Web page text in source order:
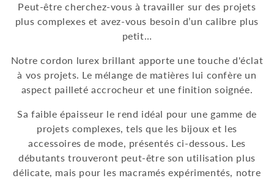
e
t
o
Peut-être cherchez-vous à travailler sur des projets
plus complexes et avez-vous besoin d’un calibre plus
petit…
Notre cordon lurex brillant apporte une touche d'éclat
à vos projets. Le mélange de matières lui confère un
aspect pailleté accrocheur et une finition soignée.
Sa faible épaisseur le rend idéal pour une gamme de
projets complexes, tels que les bijoux et les
accessoires de mode, présentés ci-dessous. Les
débutants trouveront peut-être son utilisation plus
délicate, mais pour les macramés expérimentés, notre